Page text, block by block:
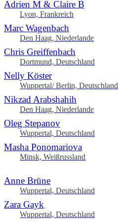
Adrien M & Claire B
Lyon, Frankreich
Marc Wagenbach
Den Haag, Niederlande
Chris Greiffenbach
Dortmund, Deutschland
Nelly Köster
Wuppertal/ Berlin, Deutschland
Nikzad Arabshahih
Den Haag, Niederlande
Oleg Stepanov
Wuppertal, Deutschland
Masha Ponomariova
Minsk, Weißrussland
Anne Brüne
Wuppertal, Deutschland
Zara Gayk
Wuppertal, Deutschland